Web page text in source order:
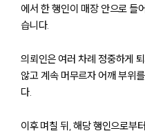
에서 한 행인이 매장 안으로 들
습니다.
의뢰인은 여러 차례 정중하게
않고 계속 머무르자 어깨 부위
다.
이후 며칠 뒤, 해당 행인으로부